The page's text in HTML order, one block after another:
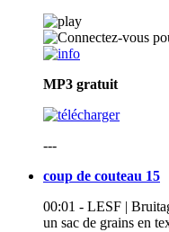
MP3 gratuit
---
coup de couteau 15
00:01 - LESF |
un sac de grains en